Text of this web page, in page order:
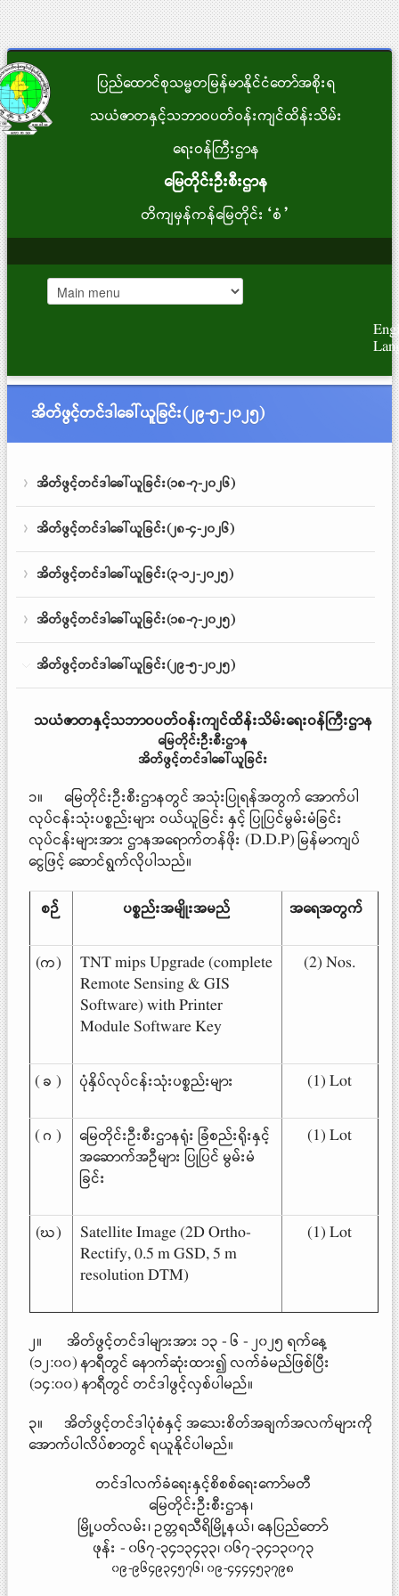
ပြည်ထောင်စုသမ္မတမြန်မာနိုင်ငံတော်အစိုးရ
သယံဇာတနှင့်သဘာဝပတ်ဝန်းကျင်ထိန်းသိမ်း
ရေးဝန်ကြီးဌာန
မြေတိုင်းဦးစီးဌာန
တိကျမှန်ကန်မြေတိုင်း“စံ”
အိတ်ဖွင့်တင်ဒါခေါ်ယူခြင်း(၂၉-၅-၂၀၂၅)
အိတ်ဖွင့်တင်ဒါခေါ်ယူခြင်း(၁၈-၇-၂၀၂၆)
အိတ်ဖွင့်တင်ဒါခေါ်ယူခြင်း(၂၈-၄-၂၀၂၆)
အိတ်ဖွင့်တင်ဒါခေါ်ယူခြင်း(၃-၁၂-၂၀၂၅)
အိတ်ဖွင့်တင်ဒါခေါ်ယူခြင်း(၁၈-၇-၂၀၂၅)
အိတ်ဖွင့်တင်ဒါခေါ်ယူခြင်း(၂၉-၅-၂၀၂၅)
သယံဇာတနှင့်သဘာဝပတ်ဝန်းကျင်ထိန်းသိမ်းရေးဝန်ကြီးဌာန
မြေတိုင်းဦးစီးဌာန
အိတ်ဖွင့်တင်ဒါခေါ်ယူခြင်း
၁။ မြေတိုင်းဦးစီးဌာနတွင် အသုံးပြုရန်အတွက် အောက်ပါ
လုပ်ငန်းသုံးပစ္စည်းများ ဝယ်ယူခြင်း နှင့် ပြုပြင်မွမ်းမံခြင်း
လုပ်ငန်းများအား ဌာနအရောက်တန်ဖိုး (D.D.P) မြန်မာကျပ်
ငွေဖြင့် ဆောင်ရွက်လိုပါသည်။
စဉ် ပစ္စည်းအမျိုးအမည် အရေအတွက်
(က)
TNT mips Upgrade (complete
Remote Sensing & GIS
Software) with Printer
Module Software Key
(2) Nos.
( ခ ) ပုံနှိပ်လုပ်ငန်းသုံးပစ္စည်းများ (1) Lot
( ဂ )
မြေတိုင်းဦးစီးဌာနရုံး ခြံစည်းရိုးနှင့်
အဆောက်အဦများ ပြုပြင် မွမ်းမံ
ခြင်း
(1) Lot
(ဃ)
Satellite Image (2D Ortho-
Rectify, 0.5 m GSD, 5 m
resolution DTM)
(1) Lot
၂။ အိတ်ဖွင့်တင်ဒါများအား ၁၃ - ၆ - ၂၀၂၅ ရက်နေ့
(၁၂:၀၀) နာရီတွင် နောက်ဆုံးထား၍ လက်ခံမည်ဖြစ်ပြီး
(၁၄:၀၀) နာရီတွင် တင်ဒါဖွင့်လှစ်ပါမည်။
၃။ အိတ်ဖွင့်တင်ဒါပုံစံနှင့် အသေးစိတ်အချက်အလက်များကို
အောက်ပါလိပ်စာတွင် ရယူနိုင်ပါမည်။
တင်ဒါလက်ခံရေးနှင့်စိစစ်ရေးကော်မတီ
မြေတိုင်းဦးစီးဌာန၊
မြို့ပတ်လမ်း၊ ဥတ္တရသီရိမြို့နယ်၊ နေပြည်တော်
ဖုန်း - ၀၆၇-၃၄၁၃၄၃၃၊ ၀၆၇-၃၄၁၃၀၇၃
၀၉-၉၆၄၉၃၄၅၇၆၊ ၀၉-၄၄၄၄၅၃၇၉၈